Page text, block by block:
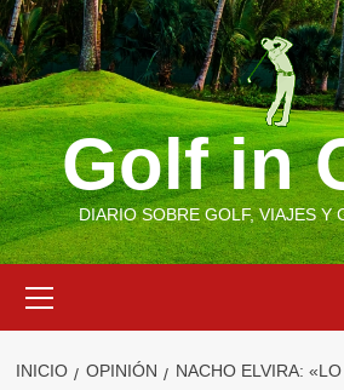
Saltar
al
contenido
Golf in
DIARIO SOBRE GOLF, VIAJES Y
primario
INICIO OPINIÓN
NACHO ELVIRA: